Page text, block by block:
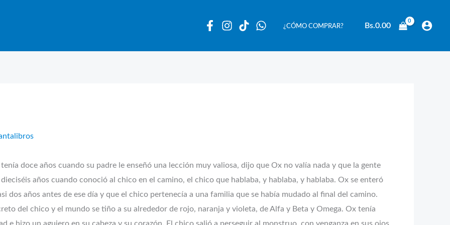
¿CÓMO COMPRAR? Bs.0.00
doce años cuando su padre le enseñó una lección muy valiosa, dijo que Ox no valía nada y que la gente
años cuando conoció al chico en el camino, el chico que hablaba, y hablaba, y hablaba. Ox se enteró
dos años antes de ese día y que el chico pertenecía a una familia que se había mudado al final del camino.
del chico y el mundo se tiño a su alrededor de rojo, naranja y violeta, de Alfa y Beta y Omega. Ox tenía